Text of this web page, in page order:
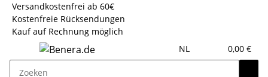
Versandkostenfrei ab 60€
Kostenfreie Rücksendungen
Kauf auf Rechnung möglich
NL
0,00 €